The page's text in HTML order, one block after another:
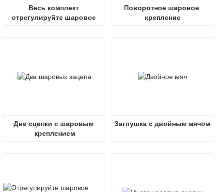
Весь комплект
отрегулируйте шаровое
Поворотное шаровое
крепление
Две сцепки с шаровым
креплением
Заглушка с двойным мячом